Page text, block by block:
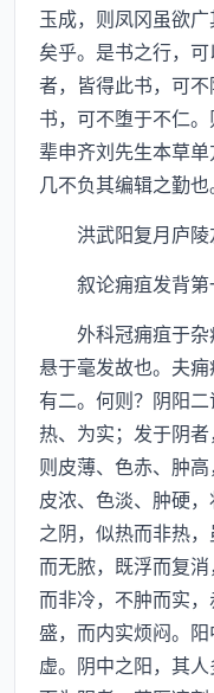
玉成，则凤冈虽欲
矣乎。是书之行，
者，皆得此书，可
书，可不堕于不仁
辈申齐刘先生本草
几不负其编辑之勤也
洪武阳复月庐陵
叙论痈疽发背第
外科冠痈疽于杂
悬于毫发故也。夫
有二。何则？阴阳
热、为实；发于阴者
则皮薄、色赤、肿
皮浓、色淡、肿硬
之阴，似热而非热
而无脓，既浮而复
而非冷，不肿而实
盛，而内实烦闷。
虚。阴中之阳，其